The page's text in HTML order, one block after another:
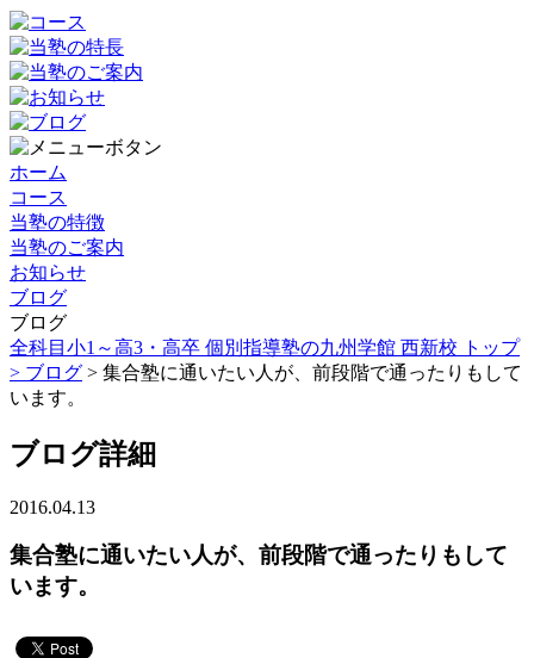
ホーム
コース
当塾の特徴
当塾のご案内
お知らせ
ブログ
ブログ
全科目小1～高3・高卒 個別指導塾の九州学館 西新校 トップ
> ブログ > 集合塾に通いたい人が、前段階で通ったりもして
います。
ブログ詳細
2016.04.13
集合塾に通いたい人が、前段階で通ったりもして
います。